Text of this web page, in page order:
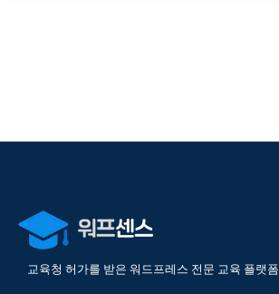
교육청 허가를 받은 워드프레스 전문 교육 플랫폼